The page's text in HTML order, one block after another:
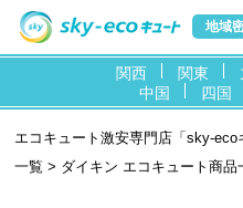
地域
関西 関東
中国
四国
エコキュート激安専門店「sky-eco
一覧 > ダイキン エコキュート商品